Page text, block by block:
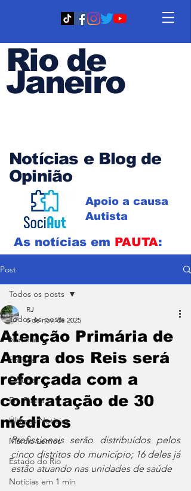
Rio de
Janeiro
Notícias e Blog de
Opinião
Apoio a causa
Autista
As notícias em PAUTA:
Post
Todos os posts
Notícias
Política
Coluna
Em Pauta
Últimas Notícias
Márcio Lemos
Estado do Rio
Notícias em 1 min
Todos os posts
Atenção Primária de
Angra dos Reis será
reforçada com a
contratação de 30
médicos
RJ
6 de nov. de 2025
Profissionais serão distribuídos pelos
cinco distritos do município; 16 deles já
estão atuando nas unidades de saúde